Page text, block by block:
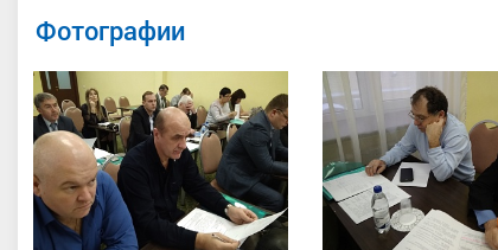
Фотографии